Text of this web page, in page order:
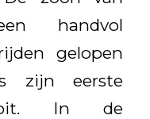
handvol
gelopen
zijn eerste
ooit. In de